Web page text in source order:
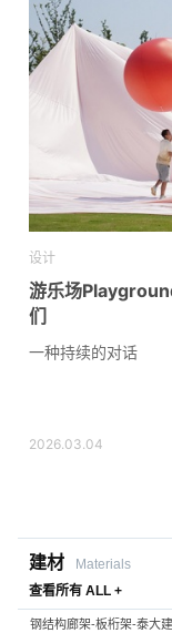
设计
游乐场
们
一种持续的对话
2026.03.04
建材
Materials
查看所有 ALL +
钢结构廊架-板桁架-泰大